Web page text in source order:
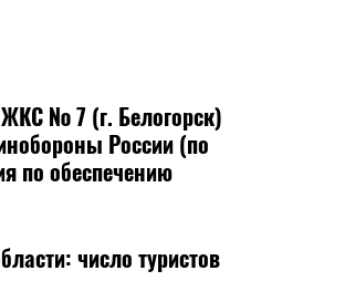
№ 7 (г. Белогорск)
России (по
число туристов